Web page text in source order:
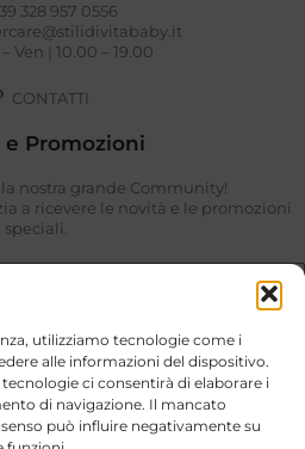
utilizziamo tecnologie come i
alle informazioni del dispositivo.
ci consentirà di elaborare i
di navigazione. Il mancato
può influire negativamente su
328 957 0556
Ven | 10.00 – 19.00
CONTATTI
e Promozioni
nostra grande Community!
a ricevere le novità e le promozioni
speciali.